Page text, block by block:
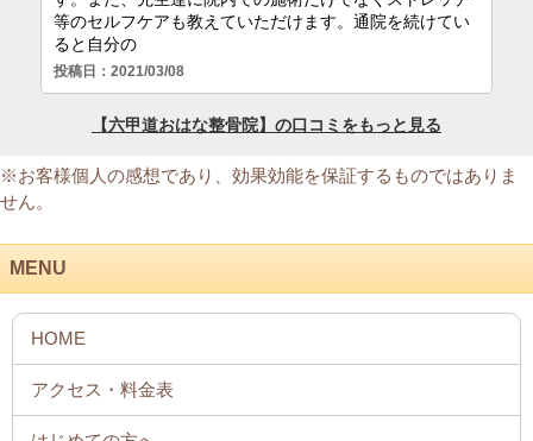
※お客様個人の感想であり、効果効能を保証するものではありま
せん。
MENU